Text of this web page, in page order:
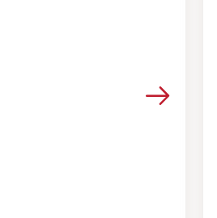
Voir les détails de la